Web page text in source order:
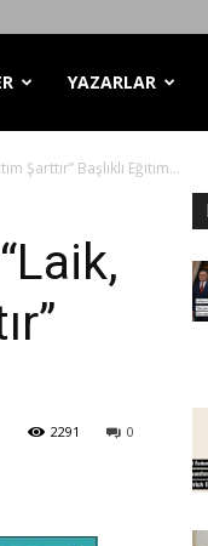
YAZARLAR
Şarttır” Başlıklı Eğitim...
0
2291